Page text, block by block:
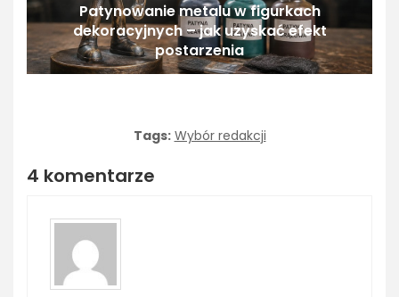
Patynowanie metalu w figurkach
dekoracyjnych – jak uzyskać efekt
postarzenia
Tags: Wybór redakcji
4 komentarze